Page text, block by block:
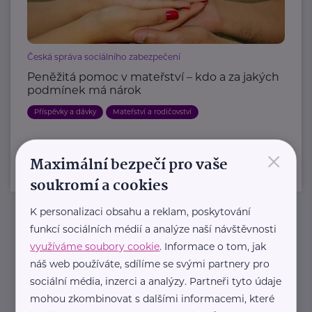
Česká správa sociálního zabezpečení
Peněžitá pomoc v mateřství – kdo a za jakých
podmínek má nárok
Příspěvky a dávky Mateřství a rodičovství
Newsletter
Pravidelný přísun novinek, inspirace na každý den,
podpora pro rodiče i sdílení zkušeností. Takový je
×
Maximální bezpečí pro vaše
soukromí a cookies
K personalizaci obsahu a reklam, poskytování
funkcí sociálních médií a analýze naší návštěvnosti
využíváme soubory cookie. Informace o tom, jak
náš web používáte, sdílíme se svými partnery pro
sociální média, inzerci a analýzy. Partneři tyto údaje
mohou zkombinovat s dalšími informacemi, které